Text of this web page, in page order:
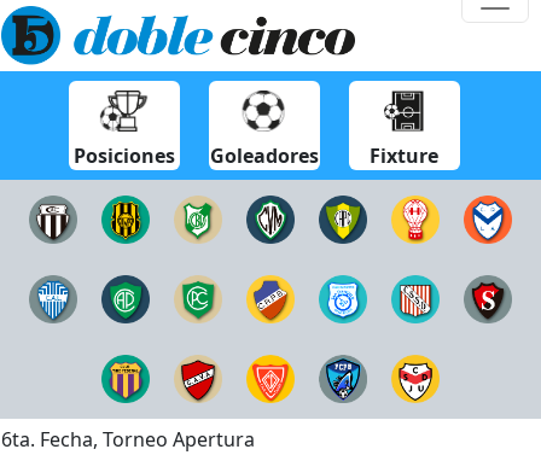
Posiciones Goleadores Fixture
6ta. Fecha, Torneo Apertura